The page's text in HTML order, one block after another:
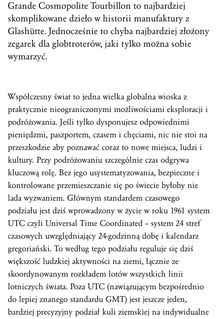
Grande Cosmopolite Tourbillon to najbardziej
skomplikowane dzieło w historii manufaktury z
Glashütte. Jednocześnie to chyba najbardziej złożony
zegarek dla globtroterów, jaki tylko można sobie
wymarzyć.
Współczesny świat to jedna wielka globalna wioska z
praktycznie nieograniczonymi możliwościami eksploracji i
podróżowania. Jeśli tylko dysponujesz odpowiednimi
pieniędzmi, paszportem, czasem i chęciami, nic nie stoi na
przeszkodzie aby poznawać coraz to nowe miejsca, ludzi i
kultury. Przy podróżowaniu szczególnie czas odgrywa
kluczową rolę. Bez jego usystematyzowania, bezpieczne i
kontrolowane przemieszczanie się po świecie byłoby nie
lada wyzwaniem. Głównym standardem czasowego
podziału jest dziś wprowadzony w życie w roku 1961 system
UTC czyli Universal Time Coordinated – system 24 stref
czasowych uwzględniający 24-godzinną dobę i kalendarz
gregoriański. To według tego podziału reguluje się dziś
większość ludzkiej aktywności na ziemi, łącznie ze
skoordynowanym rozkładem lotów wszystkich linii
lotniczych świata. Poza UTC (nawiązującym bezpośrednio
do lepiej znanego standardu GMT) jest jeszcze jeden,
bardziej precyzyjny podział kuli ziemskiej na indywidualne